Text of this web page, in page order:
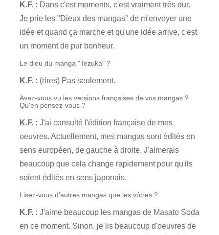
K.F. : Dans c'est moments, c'est vraiment très dur.
Je prie les "Dieux des mangas" de m'envoyer une
idée et quand ça marche et qu'une idée arrive, c'est
un moment de pur bonheur.
Le dieu du manga "Tezuka" ?
K.F. : (rires) Pas seulement.
Avez-vous vu les versions françaises de vos mangas ?
Qu'en pensez-vous ?
K.F. : J'ai consulté l'édition française de mes
oeuvres. Actuellement, mes mangas sont édités en
sens européen, de gauche à droite. J'aimerais
beaucoup que cela change rapidement pour qu'ils
soient édités en sens japonais.
Lisez-vous d'autres mangas que les vôtres ?
K.F. : J'aime beaucoup les mangas de Masato Soda
en ce moment. Sinon, je lis beaucoup d'oeuvres de